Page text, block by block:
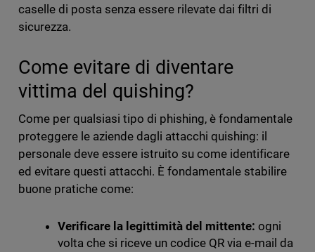
caselle di posta senza essere rilevate dai filtri di
sicurezza.
Come evitare di diventare
vittima del quishing?
Come per qualsiasi tipo di phishing, è fondamentale
proteggere le aziende dagli attacchi quishing: il
personale deve essere istruito su come identificare
ed evitare questi attacchi. È fondamentale stabilire
buone pratiche come:
Verificare la legittimità del mittente:ogni
volta che si riceve un codice QR via e-mail da